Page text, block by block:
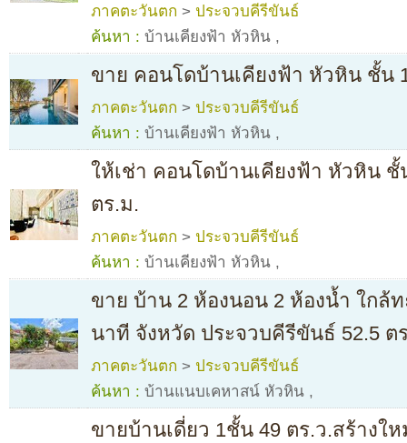
ภาคตะวันตก > ประจวบคีรีขันธ์
ค้นหา : บ้านเคียงฟ้า หัวหิน ,
ขาย คอนโดบ้านเคียงฟ้า หัวหิน ชั้น
ภาคตะวันตก > ประจวบคีรีขันธ์
ค้นหา : บ้านเคียงฟ้า หัวหิน ,
ให้เช่า คอนโดบ้านเคียงฟ้า หัวหิน ชั้
ตร.ม.
ภาคตะวันตก > ประจวบคีรีขันธ์
ค้นหา : บ้านเคียงฟ้า หัวหิน ,
ขาย บ้าน 2 ห้องนอน 2 ห้องน้ำ ใกล้
นาที จังหวัด ประจวบคีรีขันธ์ 52.5 ต
ภาคตะวันตก > ประจวบคีรีขันธ์
ค้นหา : บ้านแนบเคหาสน์ หัวหิน ,
ขายบ้านเดี่ยว 1ชั้น 49 ตร.ว.สร้างใ